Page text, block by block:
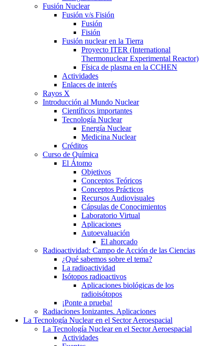
Fusión Nuclear
Fusión v/s Fisión
Fusión
Fisión
Fusión nuclear en la Tierra
Proyecto ITER (International
Thermonuclear Experimental Reactor)
Física de plasma en la CCHEN
Actividades
Enlaces de interés
Rayos X
Introducción al Mundo Nuclear
Científicos importantes
Tecnología Nuclear
Energía Nuclear
Medicina Nuclear
Créditos
Curso de Química
El Átomo
Objetivos
Conceptos Teóricos
Conceptos Prácticos
Recursos Audiovisuales
Cápsulas de Conocimientos
Laboratorio Virtual
Aplicaciones
Autoevaluación
El ahorcado
Radioactividad: Campo de Acción de las Ciencias
¿Qué sabemos sobre el tema?
La radioactividad
Isótopos radioactivos
Aplicaciones biológicas de los
radioisótopos
¡Ponte a prueba!
Radiaciones Ionizantes. Aplicaciones
La Tecnología Nuclear en el Sector Aeroespacial
La Tecnología Nuclear en el Sector Aeroespacial
Actividades